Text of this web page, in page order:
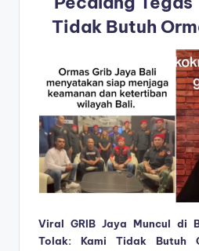
Tidak Butuh
Viral GRIB Jaya Muncul di
Tolak: Kami Tidak Butuh